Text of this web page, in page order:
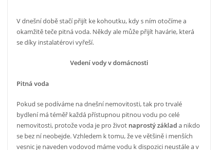
V dnešní době stačí přijít ke kohoutku, kdy s ním otočíme a
okamžitě teče pitná voda. Někdy ale může přijít havárie, která
se díky instalatérovi vyřeší.
Vedení vody v domácnosti
Pitná voda
Pokud se podíváme na dnešní nemovitosti, tak pro trvalé
bydlení má téměř každá přístupnou pitnou vodu po celé
nemovitosti, protože voda je pro život naprostý základ a nikdo
se bez ní neobejde. Vzhledem k tomu, že ve většině i menších
vesnic je naveden vodovod máme vodu k dispozici neustále a v